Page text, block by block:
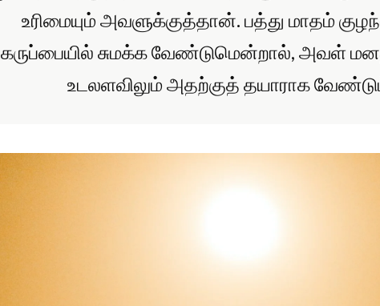
உரிமையும் அவளுக்குத்தான். பத்து மாதம்
கருப்பையில் சுமக்க வேண்டுமென்றால், அவள்
உடலளவிலும் அதற்குத் தயாராக